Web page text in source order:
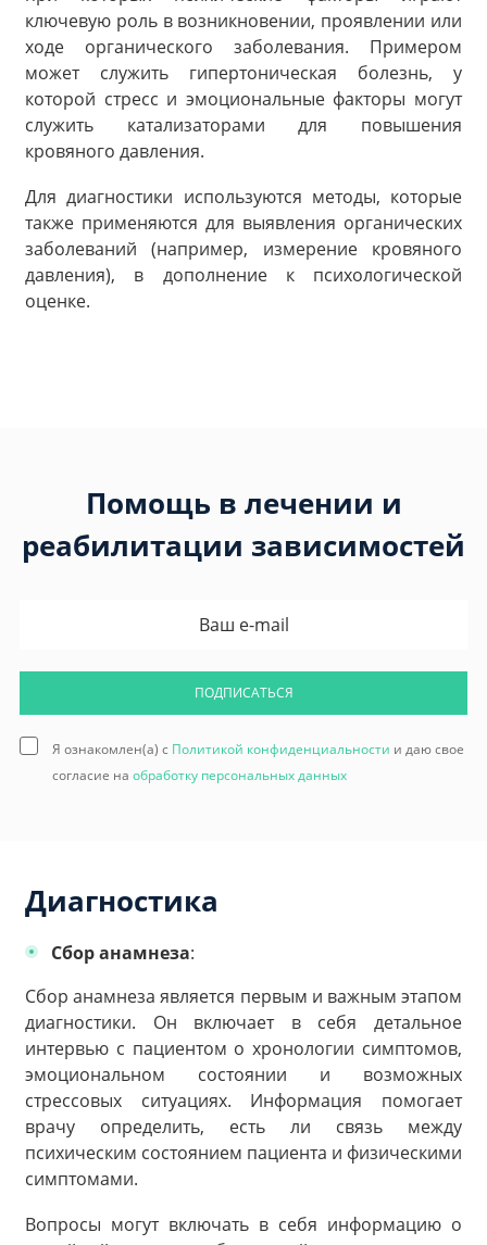
ключевую роль в возникновении, проявлении или
ходе органического заболевания. Примером
может служить гипертоническая болезнь, у
которой стресс и эмоциональные факторы могут
служить катализаторами для повышения
кровяного давления.
Для диагностики используются методы, которые
также применяются для выявления органических
заболеваний (например, измерение кровяного
давления), в дополнение к психологической
оценке.
Помощь в лечении и
реабилитации зависимостей
ПОДПИСАТЬСЯ
Я ознакомлен(а) с Политикой конфиденциальности и даю свое
согласие на обработку персональных данных
Диагностика
Сбор анамнеза:
Сбор анамнеза является первым и важным этапом
диагностики. Он включает в себя детальное
интервью с пациентом о хронологии симптомов,
эмоциональном состоянии и возможных
стрессовых ситуациях. Информация помогает
врачу определить, есть ли связь между
психическим состоянием пациента и физическими
симптомами.
Вопросы могут включать в себя информацию о